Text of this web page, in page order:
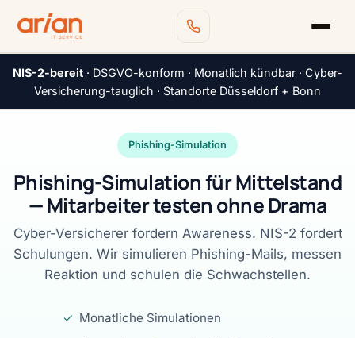
NIS-2-bereit · DSGVO-konform · Monatlich kündbar · Cyber-
Versicherung-tauglich · Standorte Düsseldorf + Bonn
Phishing-Simulation
Phishing-Simulation für Mittelstand
— Mitarbeiter testen ohne Drama
Cyber-Versicherer fordern Awareness. NIS-2 fordert
Schulungen. Wir simulieren Phishing-Mails, messen
Reaktion und schulen die Schwachstellen.
✓ Monatliche Simulationen